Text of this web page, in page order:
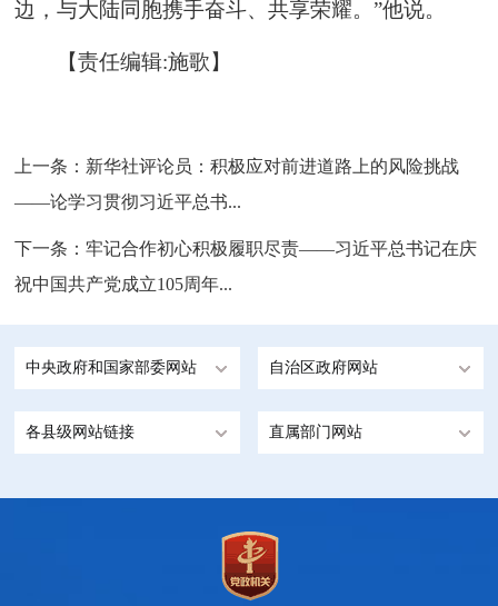
边，与大陆同胞携手奋斗、共享荣耀。”他说。
【责任编辑:施歌】
上一条： 新华社评论员：积极应对前进道路上的风险挑战
——论学习贯彻习近平总书...
下一条：牢记合作初心积极履职尽责——习近平总书记在庆
祝中国共产党成立105周年...
中央政府和国家部委网站 自治区政府网站
各县级网站链接 直属部门网站